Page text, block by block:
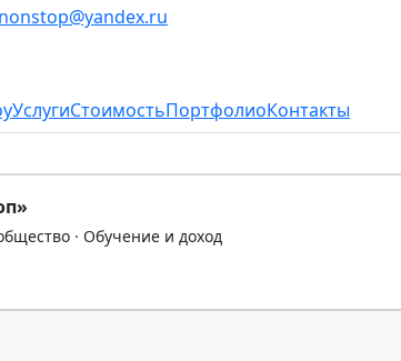
УслугиСтоимостьПортфолиоКонтакты
· Обучение и доход